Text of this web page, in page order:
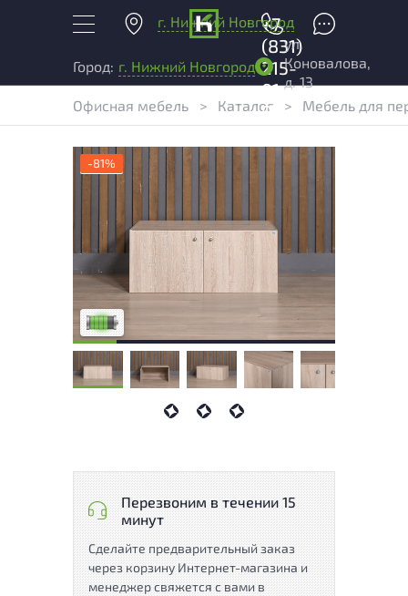
г. Нижний Новгород
+7
(831)
215-
01-
04
Город: г. Нижний Новгород
ул.
Коновалова,
д. 13
Офисная мебель
> Каталог > Мебель для
-81%
У товара присутствуют незначительные
следы эксплуатации, не влияющие на
удобство его использования
Низкая степень износа
Перезвоним в течении 15
минут
Сделайте предварительный заказ
через корзину Интернет-магазина и
менеджер свяжется с вами в